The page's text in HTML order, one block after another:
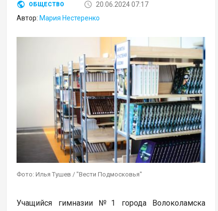
ОБЩЕСТВО
20.06.2024 07:17
Автор: Мария Нестеренко
Фото: Илья Тушев / "Вести Подмосковья"
Учащийся гимназии №1 города Волоколамска